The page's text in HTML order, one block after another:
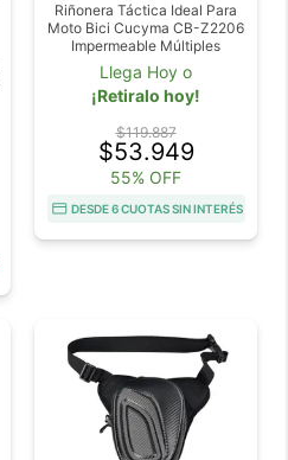
Riñonera Táctica Ideal Para
Moto Bici Cucyma CB-Z2206
Impermeable Múltiples
Enganches
Llega Hoy o
¡Retiralo hoy!
$119.887
$53.949
55% OFF
DESDE 6 CUOTAS SIN INTERÉS